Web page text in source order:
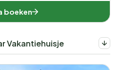
boeken
Vakantiehuisje